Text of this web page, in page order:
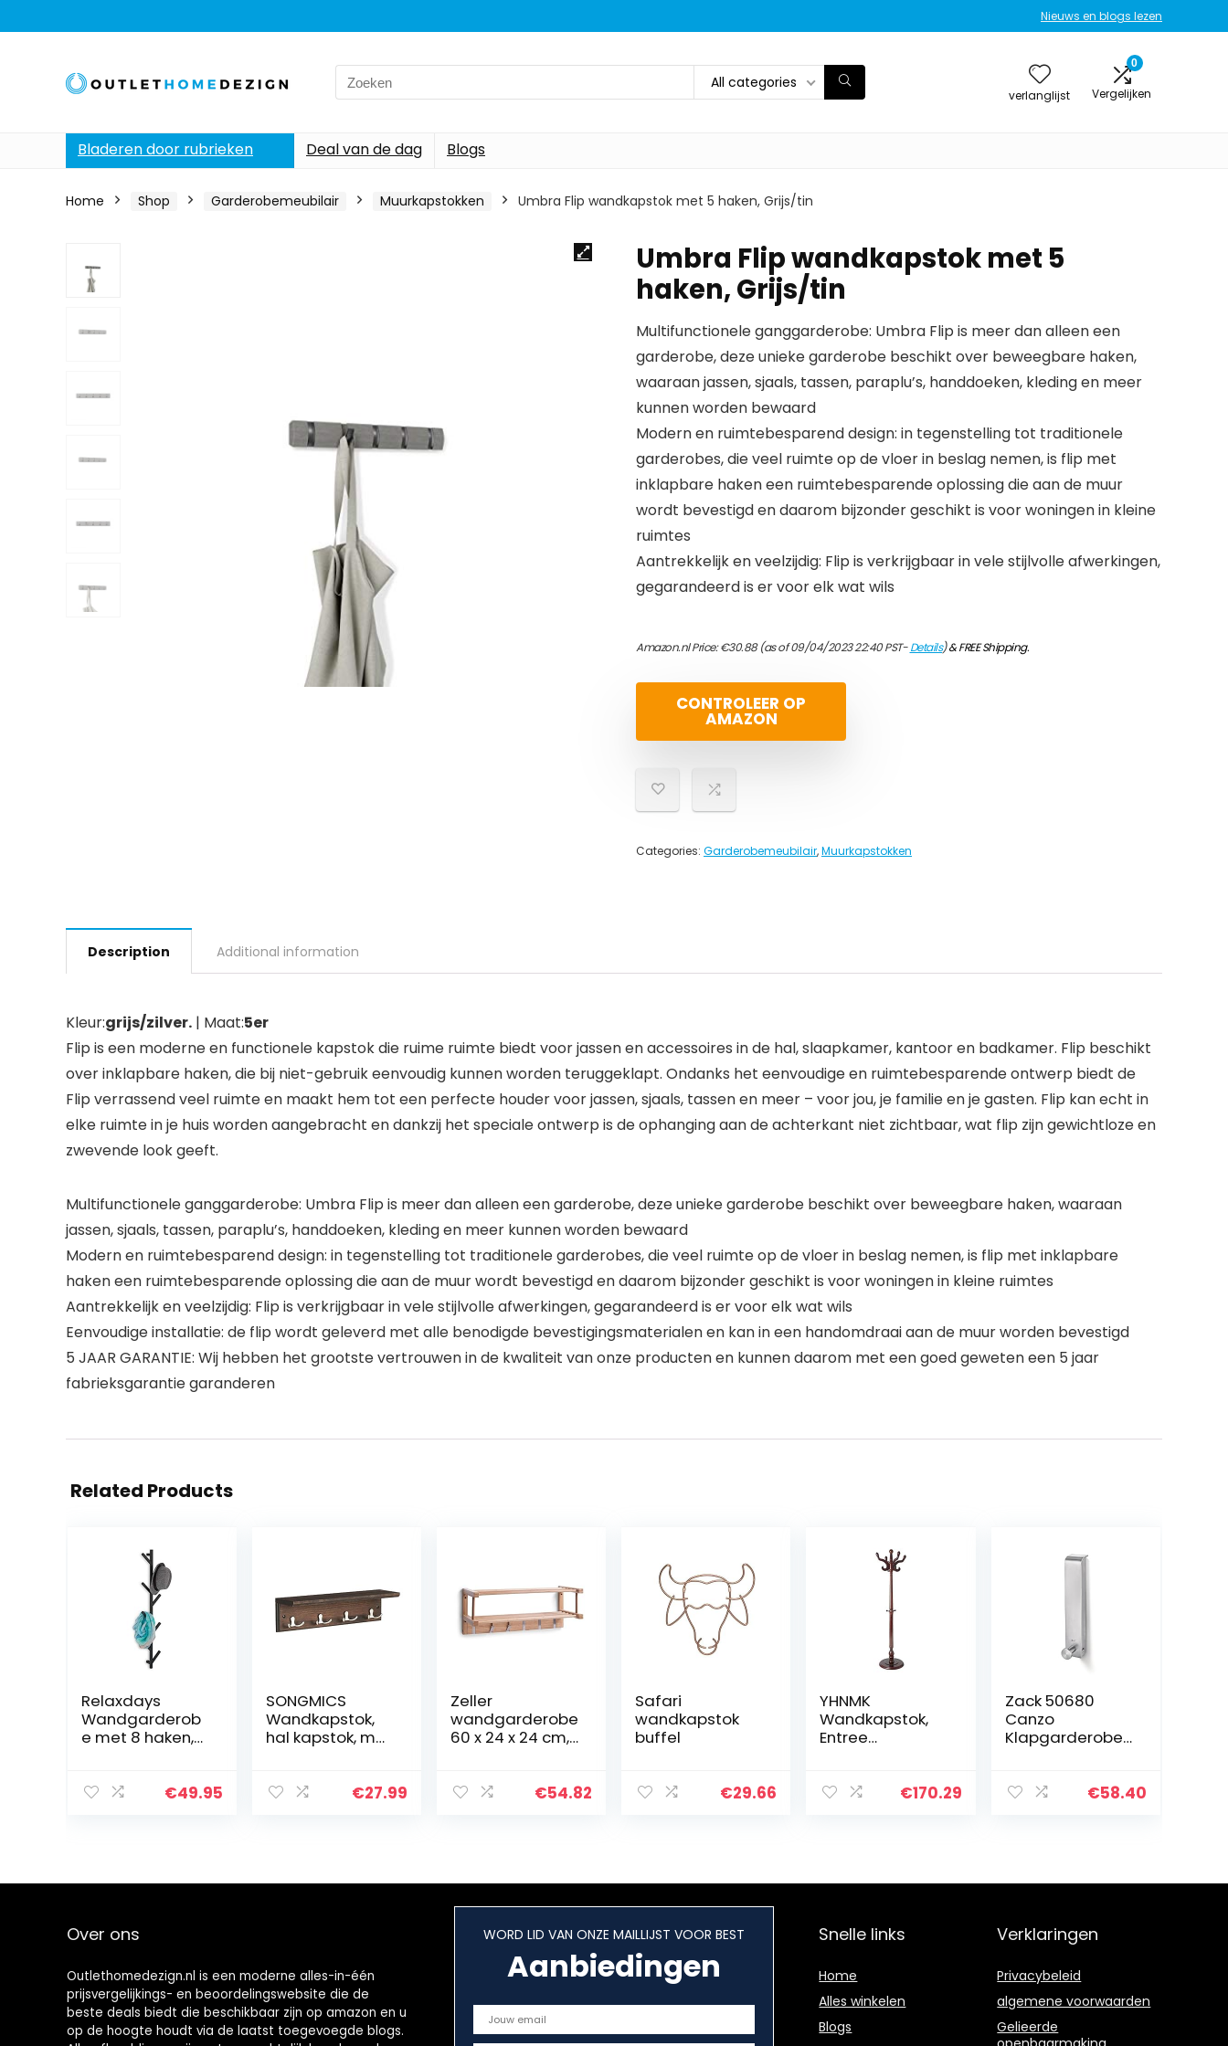
Nieuws en blogs lezen
Search
for:
All categories
verlanglijst
0
Vergelijken
Bladeren door rubrieken Deal van de dag Blogs
Home Shop Garderobemeubilair Muurkapstokken Umbra Flip wandkapstok met 5 haken, Grijs/tin
Umbra Flip wandkapstok met 5
haken, Grijs/tin
Multifunctionele ganggarderobe: Umbra Flip is meer dan alleen een
garderobe, deze unieke garderobe beschikt over beweegbare haken,
waaraan jassen, sjaals, tassen, paraplu’s, handdoeken, kleding en meer
kunnen worden bewaard
Modern en ruimtebesparend design: in tegenstelling tot traditionele
garderobes, die veel ruimte op de vloer in beslag nemen, is flip met
inklapbare haken een ruimtebesparende oplossing die aan de muur
wordt bevestigd en daarom bijzonder geschikt is voor woningen in kleine
ruimtes
Aantrekkelijk en veelzijdig: Flip is verkrijgbaar in vele stijlvolle afwerkingen,
gegarandeerd is er voor elk wat wils
Amazon.nl Price:€30.88(as of 09/04/2023 22:40 PST-Details)&FREE Shipping.
CONTROLEER OP
AMAZON
Categories: Garderobemeubilair,Muurkapstokken
Description Additional information
Kleur:grijs/zilver. | Maat:5er
Flip is een moderne en functionele kapstok die ruime ruimte biedt voor jassen en accessoires in de hal, slaapkamer, kantoor en badkamer. Flip beschikt
over inklapbare haken, die bij niet-gebruik eenvoudig kunnen worden teruggeklapt. Ondanks het eenvoudige en ruimtebesparende ontwerp biedt de
Flip verrassend veel ruimte en maakt hem tot een perfecte houder voor jassen, sjaals, tassen en meer – voor jou, je familie en je gasten. Flip kan echt in
elke ruimte in je huis worden aangebracht en dankzij het speciale ontwerp is de ophanging aan de achterkant niet zichtbaar, wat flip zijn gewichtloze en
zwevende look geeft.
Multifunctionele ganggarderobe: Umbra Flip is meer dan alleen een garderobe, deze unieke garderobe beschikt over beweegbare haken, waaraan
jassen, sjaals, tassen, paraplu’s, handdoeken, kleding en meer kunnen worden bewaard
Modern en ruimtebesparend design: in tegenstelling tot traditionele garderobes, die veel ruimte op de vloer in beslag nemen, is flip met inklapbare
haken een ruimtebesparende oplossing die aan de muur wordt bevestigd en daarom bijzonder geschikt is voor woningen in kleine ruimtes
Aantrekkelijk en veelzijdig: Flip is verkrijgbaar in vele stijlvolle afwerkingen, gegarandeerd is er voor elk wat wils
Eenvoudige installatie: de flip wordt geleverd met alle benodigde bevestigingsmaterialen en kan in een handomdraai aan de muur worden bevestigd
5 JAAR GARANTIE: Wij hebben het grootste vertrouwen in de kwaliteit van onze producten en kunnen daarom met een goed geweten een 5 jaar
fabrieksgarantie garanderen
Related Products
Relaxdays
Wandgarderob
e met 8 haken,
metaal, H x B x D:
€49.95
SONGMICS
Wandkapstok,
hal kapstok, met
plank,
€27.99
Zeller
wandgarderobe
60 x 24 x 24 cm,
€54.82
Safari
wandkapstok
buffel
€29.66
YHNMK
Wandkapstok,
Entree
Klassieke
* 40…
€170.29
Zack 50680
Canzo
Klapgarderobe,
23,0 cm
€58.40
Over ons
Outlethomedezign.nl is een moderne alles-in-één
prijsvergelijkings- en beoordelingswebsite die de
beste deals biedt die beschikbaar zijn op amazon en u
op de hoogte houdt via de laatst toegevoegde blogs.
WORD LID VAN ONZE MAILLIJST VOOR BEST
Aanbiedingen
Snelle links
Home
Alles winkelen
Blogs
Verklaringen
Privacybeleid
algemene voorwaarden
Gelieerde